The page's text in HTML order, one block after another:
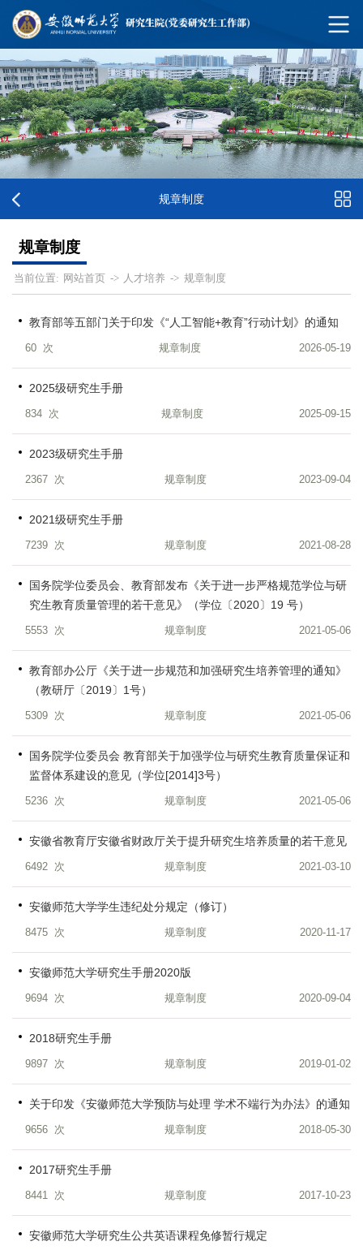
规章制度
规章制度
当前位置: 网站首页 -> 人才培养 -> 规章制度
教育部等五部门关于印发《“人工智能+教育”行动计划》的通知
60 次 规章制度 2026-05-19
2025级研究生手册
834 次 规章制度 2025-09-15
2023级研究生手册
2367 次 规章制度 2023-09-04
2021级研究生手册
7239 次 规章制度 2021-08-28
国务院学位委员会、教育部发布《关于进一步严格规范学位与研
究生教育质量管理的若干意见》（学位〔2020〕19 号）
5553 次 规章制度 2021-05-06
教育部办公厅《关于进一步规范和加强研究生培养管理的通知》
（教研厅〔2019〕1号）
5309 次 规章制度 2021-05-06
国务院学位委员会 教育部关于加强学位与研究生教育质量保证和
监督体系建设的意见（学位[2014]3号）
5236 次 规章制度 2021-05-06
安徽省教育厅安徽省财政厅关于提升研究生培养质量的若干意见
6492 次 规章制度 2021-03-10
安徽师范大学学生违纪处分规定（修订）
8475 次 规章制度 2020-11-17
安徽师范大学研究生手册2020版
9694 次 规章制度 2020-09-04
2018研究生手册
9897 次 规章制度 2019-01-02
关于印发《安徽师范大学预防与处理 学术不端行为办法》的通知
9656 次 规章制度 2018-05-30
2017研究生手册
8441 次 规章制度 2017-10-23
安徽师范大学研究生公共英语课程免修暂行规定